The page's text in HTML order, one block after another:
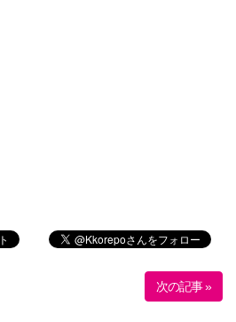
次の記事 »